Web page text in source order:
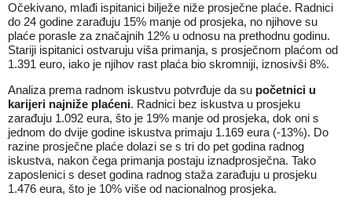
Očekivano, mlađi ispitanici bilježe niže prosječne plaće. Radnici
do 24 godine zarađuju 15% manje od prosjeka, no njihove su
plaće porasle za značajnih 12% u odnosu na prethodnu godinu.
Stariji ispitanici ostvaruju viša primanja, s prosječnom plaćom od
1.391 euro, iako je njihov rast plaća bio skromniji, iznosivši 8%.
Analiza prema radnom iskustvu potvrđuje da su početnici u
karijeri najniže plaćeni. Radnici bez iskustva u prosjeku
zarađuju 1.092 eura, što je 19% manje od prosjeka, dok oni s
jednom do dvije godine iskustva primaju 1.169 eura (-13%). Do
razine prosječne plaće dolazi se s tri do pet godina radnog
iskustva, nakon čega primanja postaju iznadprosječna. Tako
zaposlenici s deset godina radnog staža zarađuju u prosjeku
1.476 eura, što je 10% više od nacionalnog prosjeka.